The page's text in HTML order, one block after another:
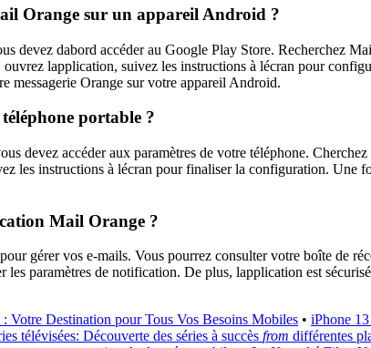
Orange sur un appareil Android ?
devez dabord accéder au Google Play Store. Recherchez
lapplication, suivez les instructions à lécran pour
messagerie Orange sur votre appareil Android.
portable ?
devez accéder aux paramètres de votre téléphone.
les instructions à lécran pour finaliser la configuration.
Mail Orange ?
gérer vos e-mails. Vous pourrez consulter votre boîte de
les paramètres de notification. De plus, lapplication est
Votre Destination pour Tous Vos Besoins Mobiles • iPhone
télévisées: Découverte des séries à succès from différentes